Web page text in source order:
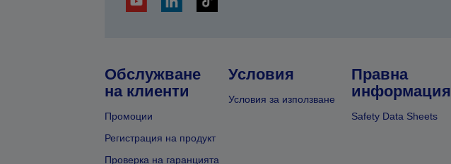
Обслужване
на клиенти
Промоции
Регистрация на продукт
Проверка на гаранцията
Условия
Условия за използване
Правна
информация
Safety Data Sheets